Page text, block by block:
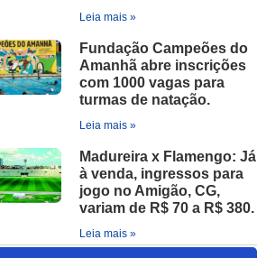
Leia mais »
Fundação Campeões do
Amanhã abre inscrições
com 1000 vagas para
turmas de natação.
Leia mais »
Madureira x Flamengo: Já
à venda, ingressos para
jogo no Amigão, CG,
variam de R$ 70 a R$ 380.
Leia mais »